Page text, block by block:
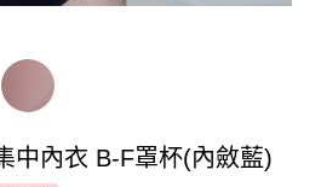
中內衣 B-F罩杯(內斂藍)